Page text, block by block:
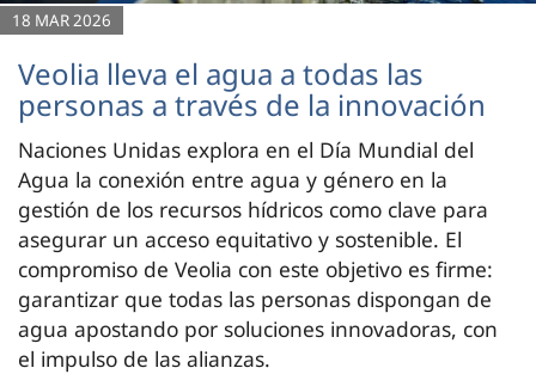
18 MAR 2026
Veolia lleva el agua a todas las
personas a través de la innovación
Naciones Unidas explora en el Día Mundial del
Agua la conexión entre agua y género en la
gestión de los recursos hídricos como clave para
asegurar un acceso equitativo y sostenible. El
compromiso de Veolia con este objetivo es firme:
garantizar que todas las personas dispongan de
agua apostando por soluciones innovadoras, con
el impulso de las alianzas.